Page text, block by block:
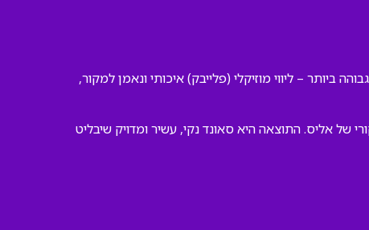
ביותר – ליווי מוזיקלי (פלייבק) איכותי ונאמן למקור,
של אליס. התוצאה היא סאונד נקי, עשיר ומדויק שיבליט